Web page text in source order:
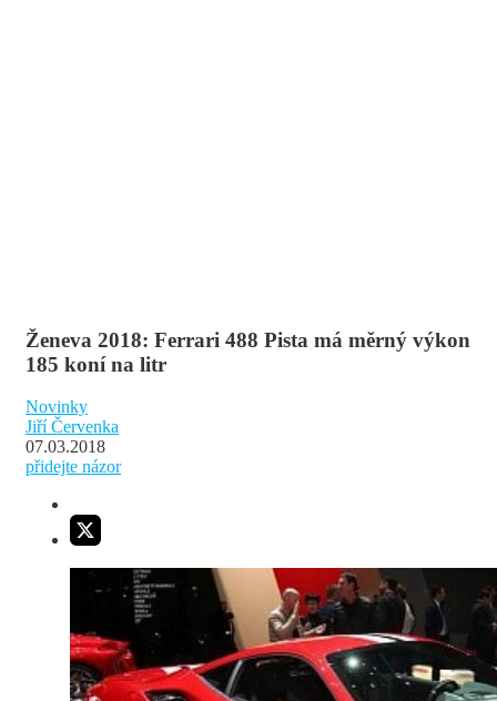
Ženeva 2018: Ferrari 488 Pista má měrný výkon
185 koní na litr
Novinky
Jiří Červenka
07.03.2018
přidejte názor